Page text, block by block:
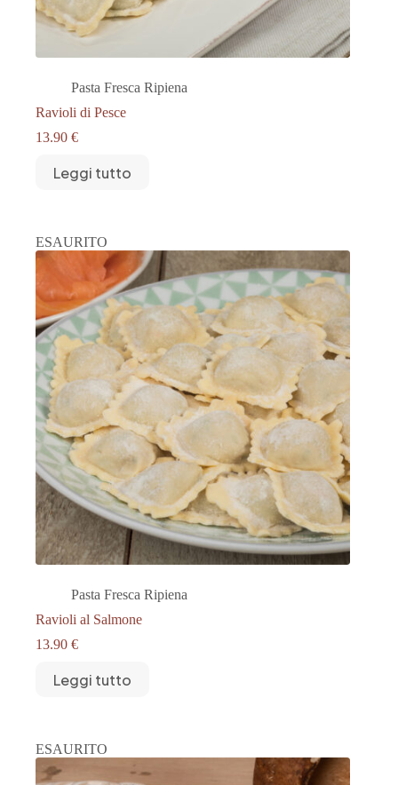
Pasta Fresca Ripiena
Ravioli di Pesce
13.90 €
Leggi tutto
ESAURITO
Pasta Fresca Ripiena
Ravioli al Salmone
13.90 €
Leggi tutto
ESAURITO